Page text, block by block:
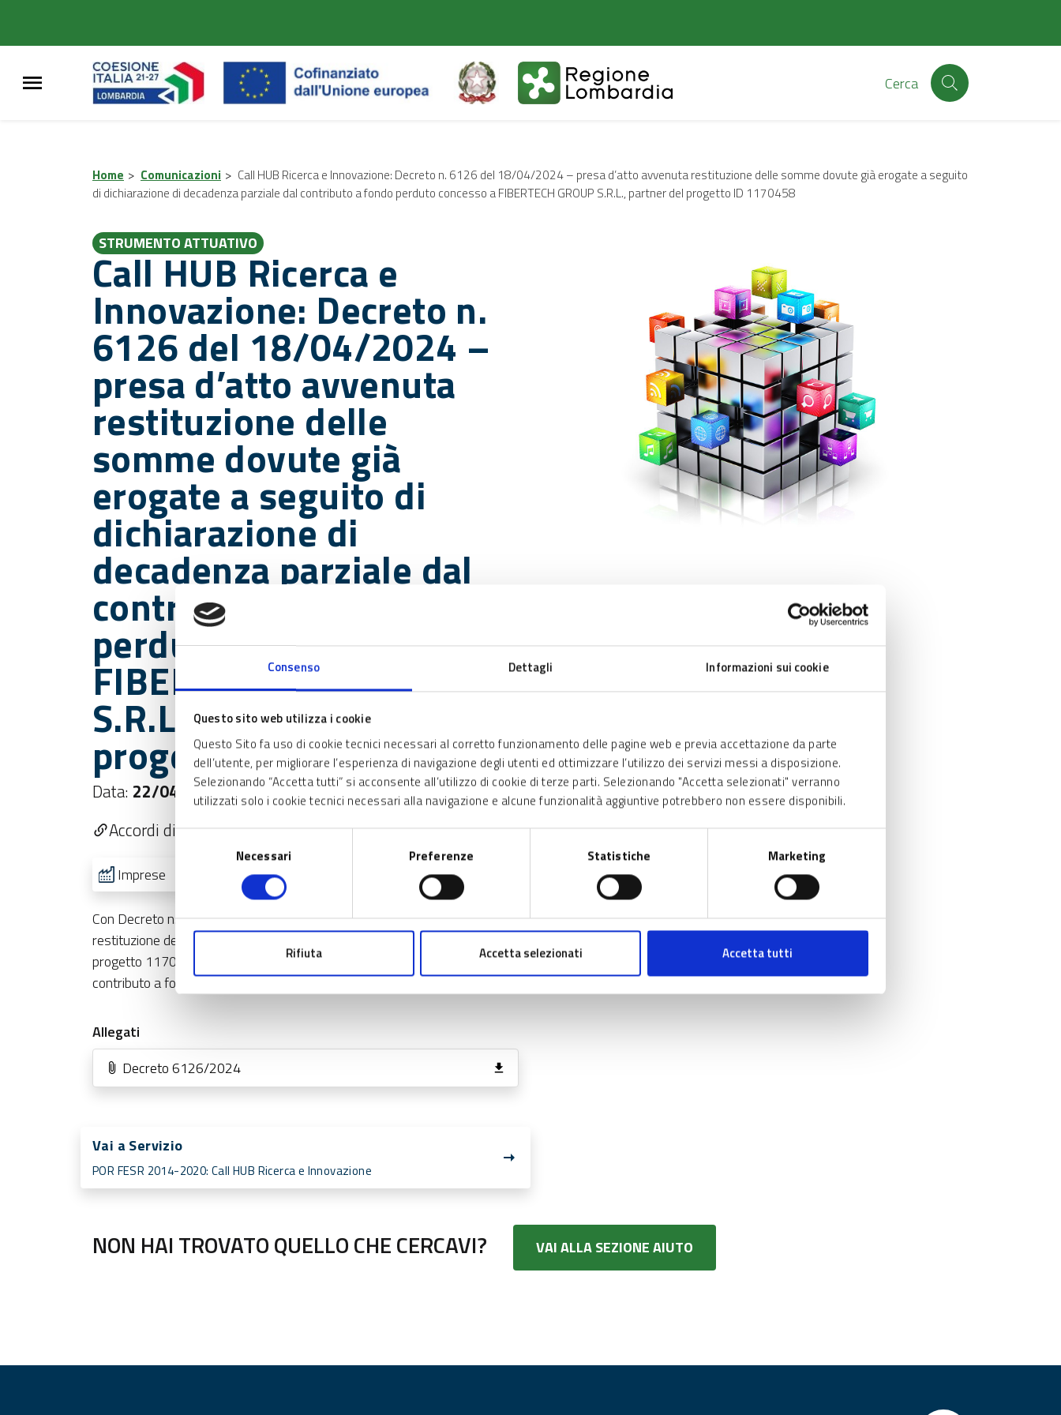
Consenso Dettagli Informazioni sui cookie
Questo sito web utilizza i cookie
Questo Sito fa uso di cookie tecnici necessari al corretto funzionamento delle pagine web e previa accettazione da parte
dell’utente, per migliorare l’esperienza di navigazione degli utenti ed ottimizzare l’utilizzo dei servizi messi a disposizione.
Selezionando “Accetta tutti” si acconsente all’utilizzo di cookie di terze parti. Selezionando "Accetta selezionati" verranno
utilizzati solo i cookie tecnici necessari alla navigazione e alcune funzionalità aggiuntive potrebbero non essere disponibili.
Necessari Preferenze Statistiche Marketing
Rifiuta Accetta selezionati Accetta tutti
contenuto
principale
footer
Cerca
Home > Comunicazioni > Call HUB Ricerca e Innovazione: Decreto n. 6126 del 18/04/2024 – presa d’atto avvenuta restituzione delle somme dovute già erogate a seguito
di dichiarazione di decadenza parziale dal contributo a fondo perduto concesso a FIBERTECH GROUP S.R.L., partner del progetto ID 1170458
STRUMENTO ATTUATIVO
Call HUB Ricerca e
Innovazione: Decreto n.
6126 del 18/04/2024 –
presa d’atto avvenuta
restituzione delle
somme dovute già
erogate a seguito di
dichiarazione di
decadenza parziale dal
contributo a fondo
perduto concesso a
FIBERTECH GROUP
S.R.L., partner del
progetto ID 1170458
Data: 22/04/2024
Accordi di collaborazione per l'innovazione
Imprese
Con Decreto n. 6126 del 18/04/2024 si è preso atto dell’avvenuta
restituzione delle somme dovute già erogate a FIBERTECH GROUP S.R.L.
progetto 1170458. a seguito di dichiarazione di decadenza parziale dal
contributo a fondo perduto concesso.
Allegati
Decreto 6126/2024
Vai a Servizio
POR FESR 2014-2020: Call HUB Ricerca e Innovazione
NON HAI TROVATO QUELLO CHE CERCAVI? VAI ALLA SEZIONE AIUTO